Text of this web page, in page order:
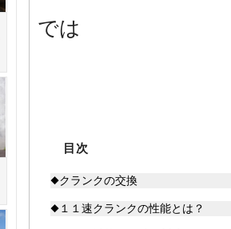
では
目次
◆クランクの交換
◆１１速クランクの性能とは？